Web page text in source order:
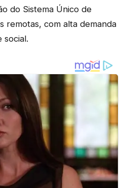
do Sistema Único de
remotas, com alta demanda
social.